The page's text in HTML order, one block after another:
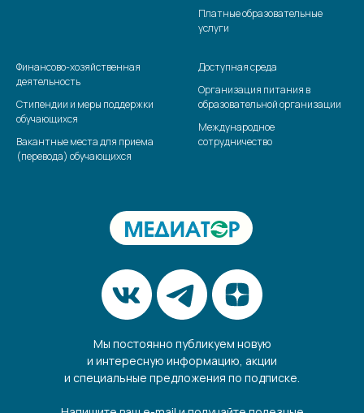
Платные образовательные
услуги
Финансово-хозяйственная
деятельность
Стипендии и меры поддержки
обучающихся
Вакантные места для приема
(перевода) обучающихся
Доступная среда
Организация питания в
образовательной организации
Международное
сотрудничество
Мы постоянно публикуем новую
и интересную информацию, акции
и специальные предложения по подписке.